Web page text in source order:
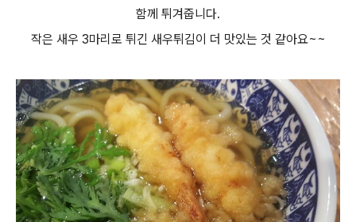
함께 튀겨줍니다.
작은 새우 3마리로 튀긴 새우튀김이 더 맛있는 것 같아요~~